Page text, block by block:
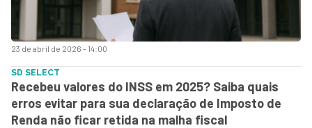
23 de abril de 2026 - 14:00
SD SELECT
Recebeu valores do INSS em 2025? Saiba quais
erros evitar para sua declaração de Imposto de
Renda não ficar retida na malha fiscal